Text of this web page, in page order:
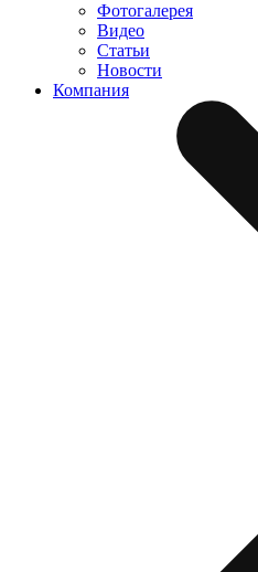
Фотогалерея
Видео
Статьи
Новости
Компания